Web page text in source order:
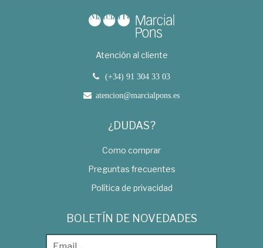
Atención al cliente
(+34) 91 304 33 03
atencion@marcialpons.es
¿DUDAS?
Como comprar
Preguntas frecuentes
Política de privacidad
BOLETÍN DE NOVEDADES